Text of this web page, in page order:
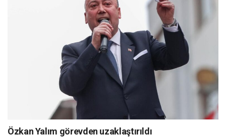
Özkan Yalım görevden uzaklaştırıldı